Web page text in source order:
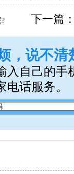
下一篇
，说不清
入自己的手
电话服务。